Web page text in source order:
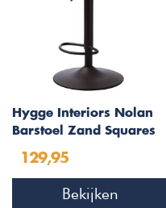
Hygge Interiors Nolan
Barstoel Zand Squares
129,95
Bekijken